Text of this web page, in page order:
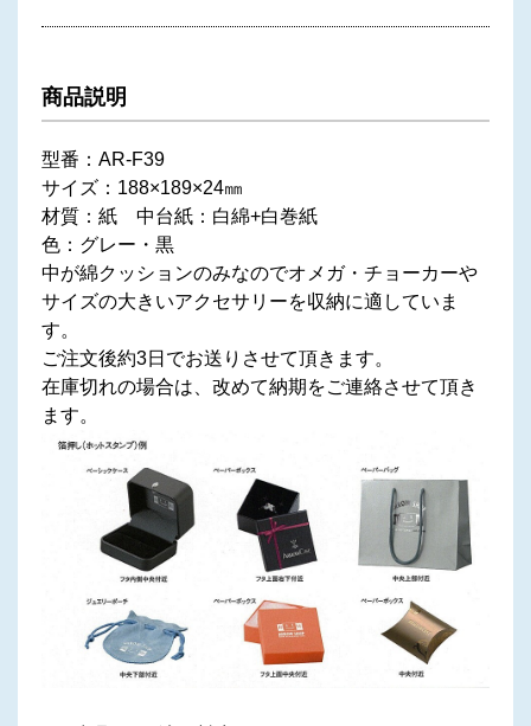
商品説明
型番：AR-F39
サイズ：188×189×24㎜
材質：紙 中台紙：白綿+白巻紙
色：グレー・黒
中が綿クッションのみなのでオメガ・チョーカーや
サイズの大きいアクセサリーを収納に適していま
す。
ご注文後約3日でお送りさせて頂きます。
在庫切れの場合は、改めて納期をご連絡させて頂き
ます。